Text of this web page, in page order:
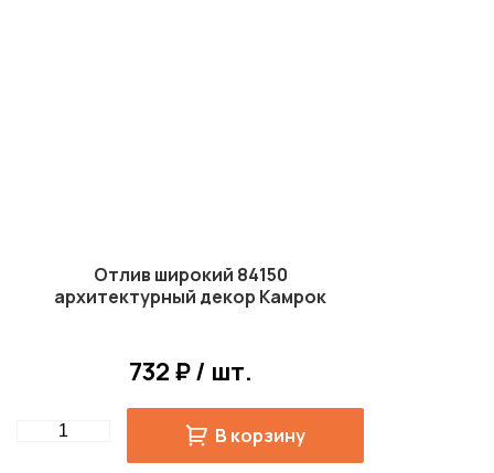
Отлив широкий 84150
архитектурный декор Камрок
732 ₽ / шт.
Quantity В корзину